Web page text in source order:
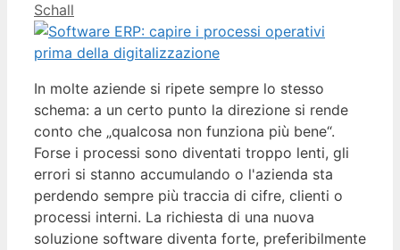
Schall
In molte aziende si ripete sempre lo stesso
schema: a un certo punto la direzione si rende
conto che „qualcosa non funziona più bene“.
Forse i processi sono diventati troppo lenti, gli
errori si stanno accumulando o l'azienda sta
perdendo sempre più traccia di cifre, clienti o
processi interni. La richiesta di una nuova
soluzione software diventa forte, preferibilmente